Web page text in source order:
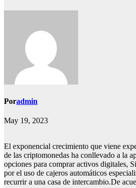
Poradmin
May 19, 2023
El exponencial crecimiento que viene
de las criptomonedas ha conllevado a la
opciones para comprar activos digitales,
por el uso de cajeros automáticos
recurrir a una casa de intercambio.De